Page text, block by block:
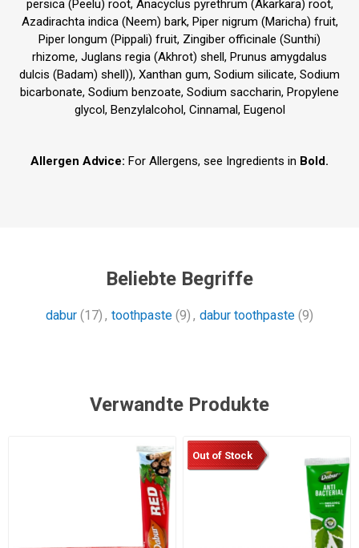
persica (Peelu) root, Anacyclus pyrethrum (Akarkara) root,
Azadirachta indica (Neem) bark, Piper nigrum (Maricha) fruit,
Piper longum (Pippali) fruit, Zingiber officinale (Sunthi)
rhizome, Juglans regia (Akhrot) shell, Prunus amygdalus
dulcis (Badam) shell)), Xanthan gum, Sodium silicate, Sodium
bicarbonate, Sodium benzoate, Sodium saccharin, Propylene
glycol, Benzylalcohol, Cinnamal, Eugenol
Allergen Advice: For Allergens, see Ingredients in Bold.
Beliebte Begriffe
dabur (17) , toothpaste (9) , dabur toothpaste (9)
Verwandte Produkte
Out of Stock